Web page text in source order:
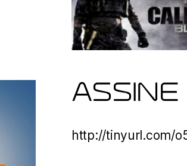
http://tinyurl.com/